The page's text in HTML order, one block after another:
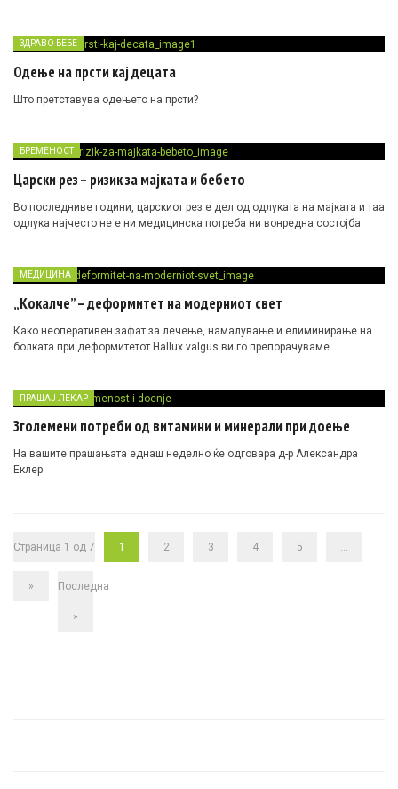
ЗДРАВО БЕБЕ
Одење на прсти кај децата
Што претставува одењето на прсти?
БРЕМЕНОСТ
Царски рез – ризик за мајката и бебето
Во последниве години, царскиот рез е дел од одлуката на мајката и таа
одлука најчесто не е ни медицинска потреба ни вонредна состојба
МЕДИЦИНА
„Кокалче” – деформитет на модерниот свет
Како неоперативен зафат за лечење, намалување и елиминирање на
болката при деформитетот Hallux valgus ви го препорачуваме
ПРАШАЈ ЛЕКАР
Зголемени потреби од витамини и минерали при доење
На вашите прашањата еднаш неделно ќе одговара д-р Александра
Еклер
Страница 1 од 7 1 2 3 4 5 ...
» Последна
»